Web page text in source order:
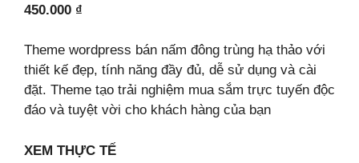
450.000 ₫
Theme wordpress bán nấm đông trùng hạ thảo với
thiết kế đẹp, tính năng đầy đủ, dễ sử dụng và cài
đặt. Theme tạo trải nghiệm mua sắm trực tuyến độc
đáo và tuyệt vời cho khách hàng của bạn
XEM THỰC TẾ